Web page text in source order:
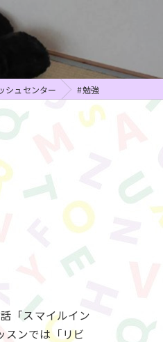
シュセンター #勉強
「スマイルイン
スンでは「リビ